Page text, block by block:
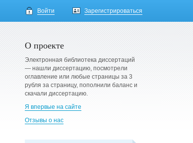
Войти Зарегистрироваться
О проекте
Электронная библиотека диссертаций
— нашли диссертацию, посмотрели
оглавление или любые страницы за 3
рубля за страницу, пополнили баланс и
скачали диссертацию.
Я впервые на сайте
Отзывы о нас